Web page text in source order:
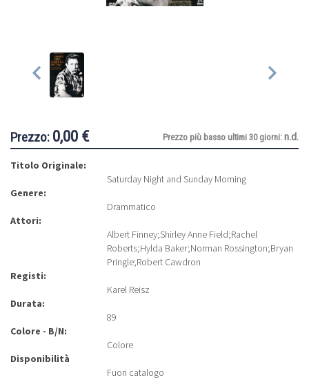
Prezzo: 0,00 € Prezzo più basso ultimi 30 giorni: n.d.
Titolo Originale:
Saturday Night and Sunday Morning
Genere:
Drammatico
Attori:
Albert Finney;Shirley Anne Field;Rachel
Roberts;Hylda Baker;Norman Rossington;Bryan
Pringle;Robert Cawdron
Registi:
Karel Reisz
Durata:
89
Colore - B/N:
Colore
Disponibilità
Fuori catalogo